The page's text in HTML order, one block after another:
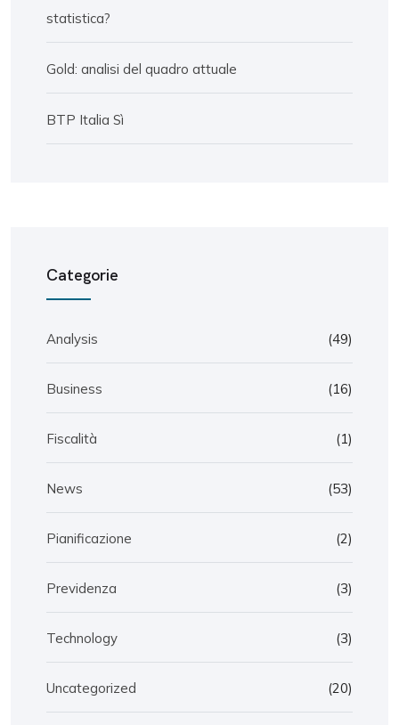
statistica?
Gold: analisi del quadro attuale
BTP Italia Sì
Categorie
Analysis (49)
Business (16)
Fiscalità (1)
News (53)
Pianificazione (2)
Previdenza (3)
Technology (3)
Uncategorized (20)